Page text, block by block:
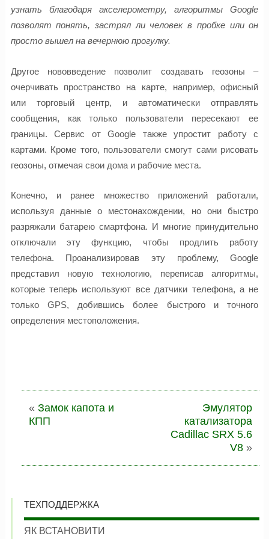
узнать благодаря акселерометру, алгоритмы Google
позволят понять, застрял ли человек в пробке или он
просто вышел на вечернюю прогулку.
Другое нововведение позволит создавать геозоны –
очерчивать пространство на карте, например, офисный
или торговый центр, и автоматически отправлять
сообщения, как только пользователи пересекают ее
границы. Сервис от Google также упростит работу с
картами. Кроме того, пользователи смогут сами рисовать
геозоны, отмечая свои дома и рабочие места.
Конечно, и ранее множество приложений работали,
используя данные о местонахождении, но они быстро
разряжали батарею смартфона. И многие принудительно
отключали эту функцию, чтобы продлить работу
телефона. Проанализировав эту проблему, Google
представил новую технологию, переписав алгоритмы,
которые теперь используют все датчики телефона, а не
только GPS, добившись более быстрого и точного
определения местоположения.
« Замок капота и
КПП
Эмулятор
катализатора
Cadillac SRX 5.6
V8»
ТЕХПОДДЕРЖКА
ЯК ВСТАНОВИТИ